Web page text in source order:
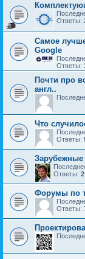
Ответы:
Самое
Google
Ответы:
Почти про
англ..
Что
Ответы:
Зарубежные
Ответы: 2
Форумы по
Ответы: